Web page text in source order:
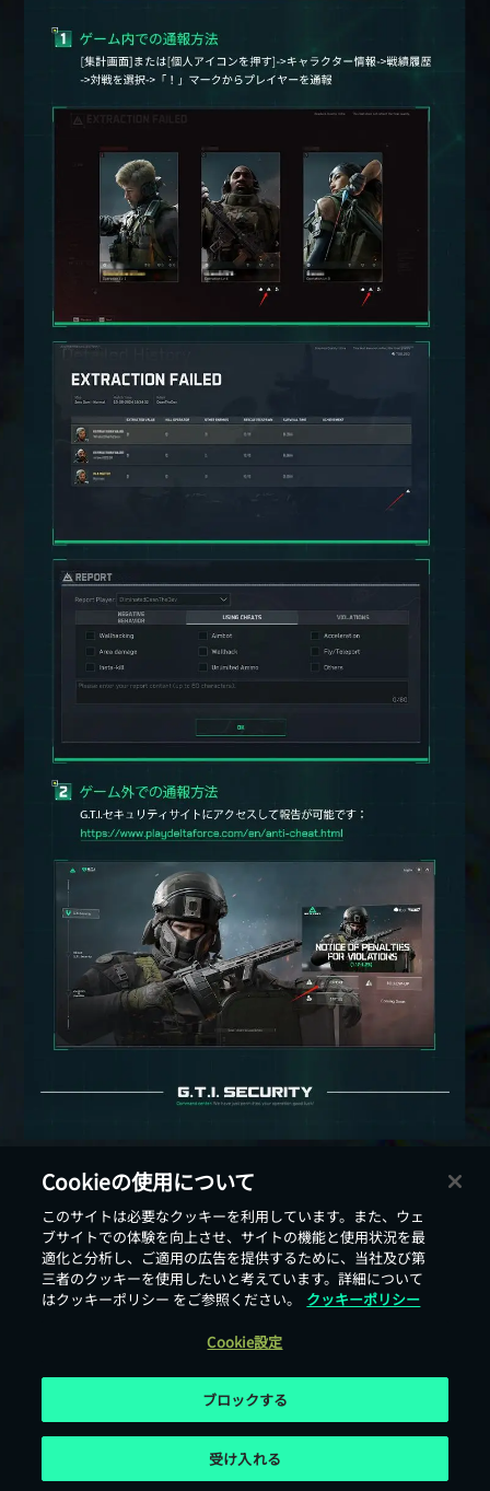
戻る
Cookieの使用について
このサイトは必要なクッキーを利用しています。また、ウェ
ブサイトでの体験を向上させ、サイトの機能と使用状況を最
適化と分析し、ご適用の広告を提供するために、当社及び第
三者のクッキーを使用したいと考えています。詳細について
はクッキーポリシー をご参照ください。
クッキーポリシー
Cookie設定
ブロックする
受け入れる